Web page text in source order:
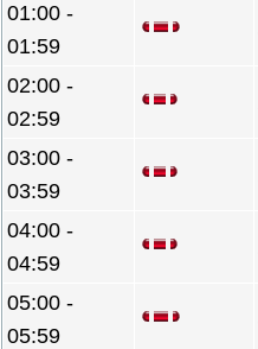
01:00 -
01:59
02:00 -
02:59
03:00 -
03:59
04:00 -
04:59
05:00 -
05:59